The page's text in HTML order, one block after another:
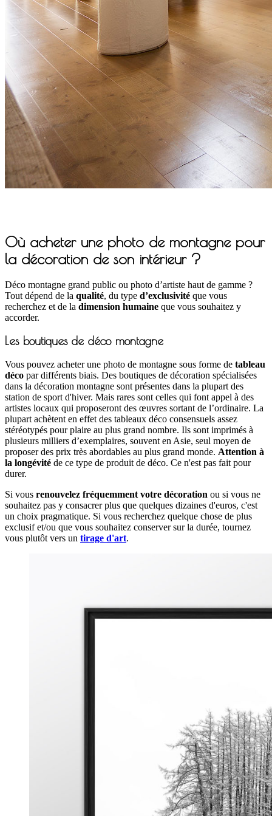
Où acheter une photo de montagne pour
la décoration de son intérieur ?
Déco montagne grand public ou photo d’artiste haut de gamme ?
Tout dépend de la qualité, du type d’exclusivité que vous
recherchez et de la dimension humaine que vous souhaitez y
accorder.
Les boutiques de déco montagne
Vous pouvez acheter une photo de montagne sous forme de tableau
déco par différents biais. Des boutiques de décoration spécialisées
dans la décoration montagne sont présentes dans la plupart des
station de sport d'hiver. Mais rares sont celles qui font appel à des
artistes locaux qui proposeront des œuvres sortant de l’ordinaire. La
plupart achètent en effet des tableaux déco consensuels assez
stéréotypés pour plaire au plus grand nombre. Ils sont imprimés à
plusieurs milliers d’exemplaires, souvent en Asie, seul moyen de
proposer des prix très abordables au plus grand monde. Attention à
la longévité de ce type de produit de déco. Ce n'est pas fait pour
durer.
Si vous renouvelez fréquemment votre décoration ou si vous ne
souhaitez pas y consacrer plus que quelques dizaines d'euros, c'est
un choix pragmatique. Si vous recherchez quelque chose de plus
exclusif et/ou que vous souhaitez conserver sur la durée, tournez
vous plutôt vers un tirage d'art.